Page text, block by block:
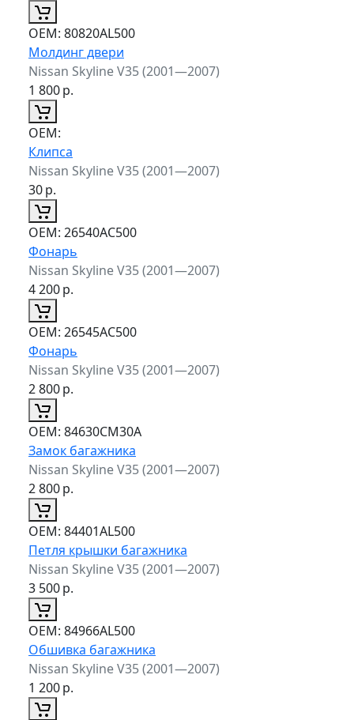
ОЕМ: 80820AL500
Молдинг двери
Nissan Skyline V35 (2001—2007)
1 800р.
ОЕМ:
Клипса
Nissan Skyline V35 (2001—2007)
30р.
ОЕМ: 26540AC500
Фонарь
Nissan Skyline V35 (2001—2007)
4 200р.
ОЕМ: 26545AC500
Фонарь
Nissan Skyline V35 (2001—2007)
2 800р.
ОЕМ: 84630CM30A
Замок багажника
Nissan Skyline V35 (2001—2007)
2 800р.
ОЕМ: 84401AL500
Петля крышки багажника
Nissan Skyline V35 (2001—2007)
3 500р.
ОЕМ: 84966AL500
Обшивка багажника
Nissan Skyline V35 (2001—2007)
1 200р.